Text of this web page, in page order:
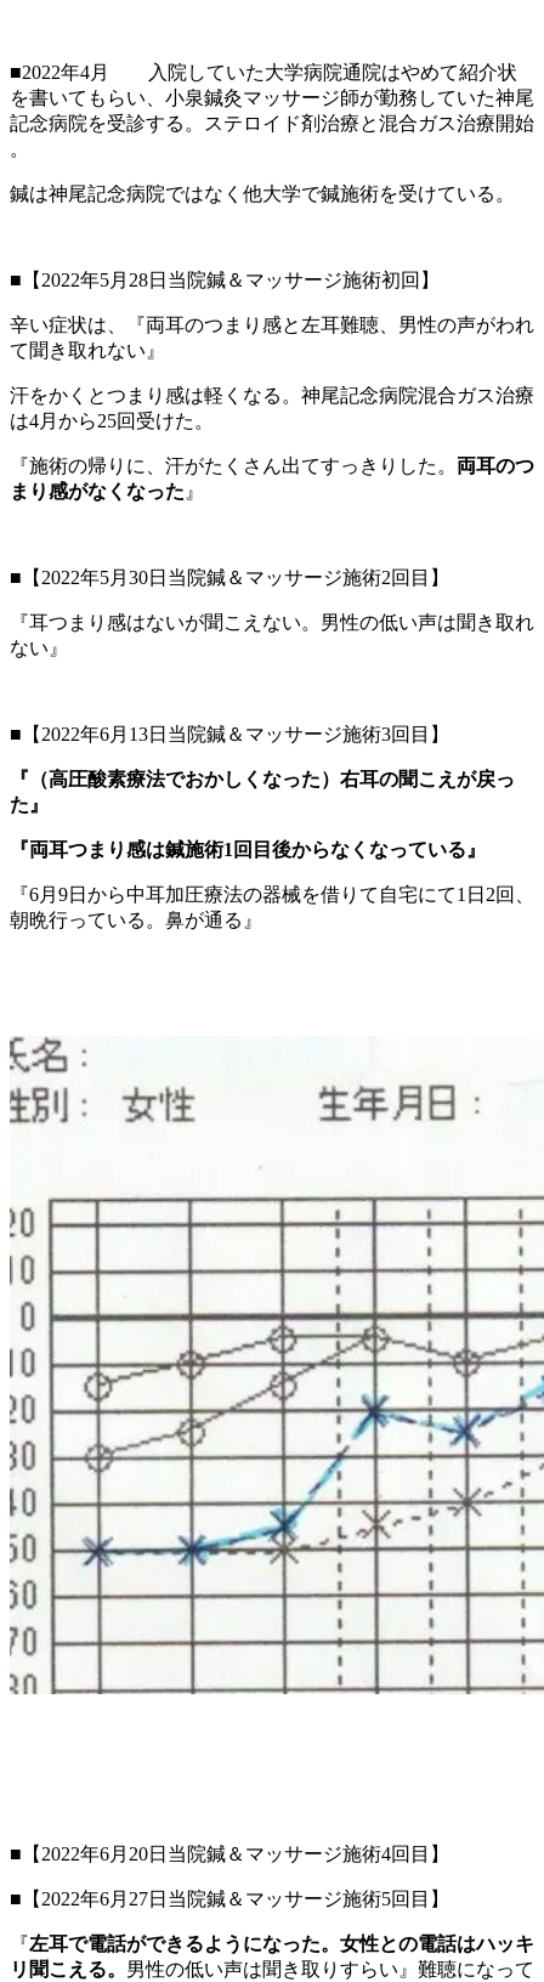
■2022年4月 入院していた大学病院通院はやめて紹介状
を書いてもらい、小泉鍼灸マッサージ師が勤務していた神尾
記念病院を受診する。ステロイド剤治療と混合ガス治療開始
。
鍼は神尾記念病院ではなく他大学で鍼施術を受けている。
■【2022年5月28日当院鍼＆マッサージ施術初回】
辛い症状は、『両耳のつまり感と左耳難聴、男性の声がわれ
て聞き取れない』
汗をかくとつまり感は軽くなる。神尾記念病院混合ガス治療
は4月から25回受けた。
『施術の帰りに、汗がたくさん出てすっきりした。 両耳のつ
まり感がなくなった 』
■【2022年5月30日当院鍼＆マッサージ施術2回目】
『耳つまり感はないが聞こえない。男性の低い声は聞き取れ
ない』
■【2022年6月13日当院鍼＆マッサージ施術3回目】
『（高圧酸素療法でおかしくなった）右耳の聞こえが戻っ
た』
『両耳つまり感は鍼施術1回目後からなくなっている』
『6月9日から中耳加圧療法の器械を借りて自宅にて1日2回、
朝晩行っている。鼻が通る』
■【2022年6月20日当院鍼＆マッサージ施術4回目】
■【2022年6月27日当院鍼＆マッサージ施術5回目】
『左耳で電話ができるようになった。女性との電話はハッキ
リ聞こえる。 男性の低い声は聞き取りすらい』難聴になって